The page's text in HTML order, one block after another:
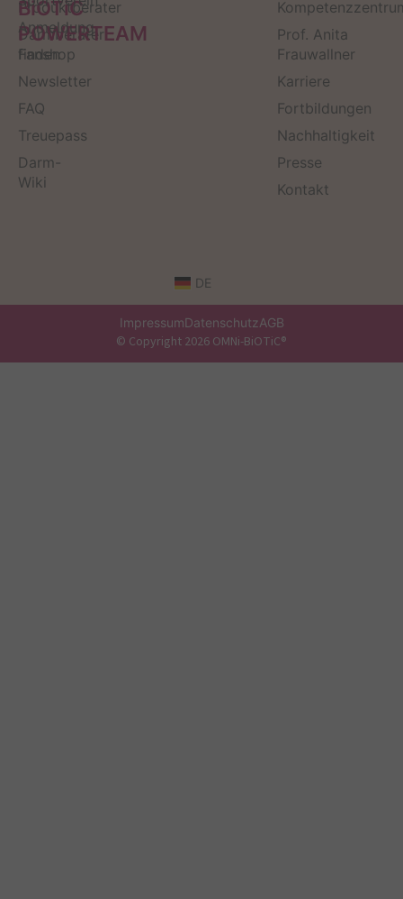
Produktberater
Darmberater
finden
Newsletter
FAQ
Treuepass
Darm-
Wiki
BiOTiC
POWERTEAM
Anmeldung
Fanshop
Prof. Anita
Frauwallner
Karriere
Fortbildungen
Nachhaltigkeit
Presse
Kontakt
DE
ImpressumDatenschutzAGB
© Copyright 2026 OMNi-BiOTiC®